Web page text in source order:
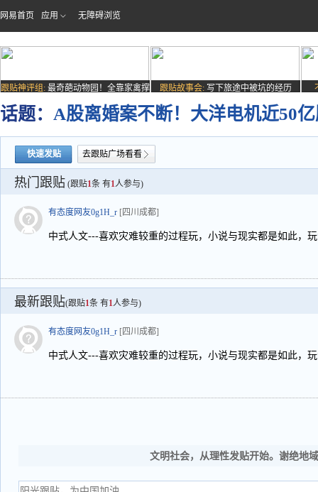
网易首页 应用 无障碍浏览
跟贴神评组: 最奇葩动物园！全靠家禽撑
场子
跟贴故事会: 写下旅途中被坑的经历
话题： A股离婚案不断！大洋电机近50
快速发贴 去跟贴广场看看
热门跟贴 (跟贴1条 有1人参与)
有态度网友0g1H_r [四川成都]
中式人文---喜欢灾难较重的过程玩，小说与现实都是如此，
最新跟贴(跟贴1条 有1人参与)
有态度网友0g1H_r [四川成都]
中式人文---喜欢灾难较重的过程玩，小说与现实都是如此，
文明社会，从理性发贴开始。谢绝地